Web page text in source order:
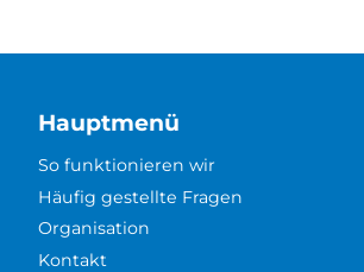
Hauptmenü
So funktionieren wir
Häufig gestellte Fragen
Organisation
Kontakt